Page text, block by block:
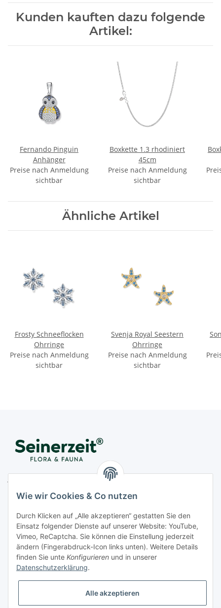
Kunden kauften dazu folgende
Artikel:
Fernando Pinguin
Anhänger
Preise nach Anmeldung
sichtbar
Boxkette 1.3 rhodiniert
45cm
Preise nach Anmeldung
sichtbar
Ähnliche Artikel
Frosty Schneeflocken
Ohrringe
Preise nach Anmeldung
sichtbar
Svenja Royal Seestern
Ohrringe
Preise nach Anmeldung
sichtbar
D - 10711 Berlin
Telefon+49 (0)30 364 123 80
Fax+49 (0)30 364 123 82
Mo-Fr von 11:00 - 17:00 Uhr
E-Mailoffice@seinerzeit-berlin.de
Wie wir Cookies & Co nutzen
Durch Klicken auf „Alle akzeptieren“ gestatten Sie den
Einsatz folgender Dienste auf unserer Website: YouTube,
Vimeo, ReCaptcha. Sie können die Einstellung jederzeit
ändern (Fingerabdruck-Icon links unten). Weitere Details
finden Sie unte Konfigurieren und in unserer
Datenschutzerklärung.
Alle akzeptieren